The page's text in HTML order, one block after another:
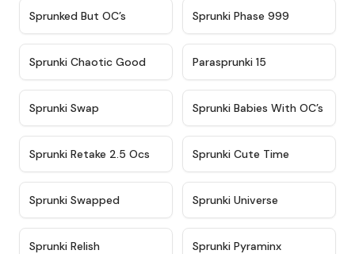
Sprunked But OC’s Sprunki Phase 999
★ 4.7
Sprunki Chaotic Good Parasprunki 15
Sprunki Swap ★ 4.8
Sprunki Babies With OC’s
★ 4.6
Sprunki Retake 2.5 Ocs Sprunki Cute Time
Sprunki Swapped Sprunki Universe
Sprunki Relish Sprunki Pyraminx